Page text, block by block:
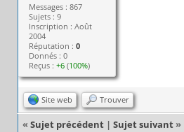
Messages : 867
Sujets : 9
Inscription : Août
2004
Réputation :0
Donnés : 0
Reçus :+6 (100%)
Site web Trouver
« Sujet précédent | Sujet suivant »